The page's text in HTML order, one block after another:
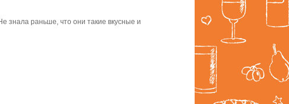
раньше, что они такие вкусные и